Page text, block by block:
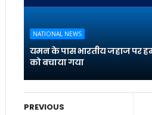
NATIONAL NEWS
यमन के पास भारतीय जहाज पर
को बचाया गया
PREVIOUS